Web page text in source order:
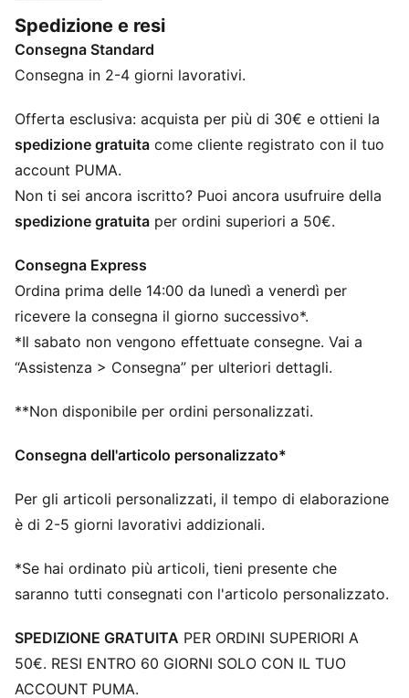
CARATTERISTICHE + VANTAGGI
GESTIONE DELL’UMIDITÀ: la tecnologia dryCELL di
PUMA assorbe l’umidità e il sudore e ti mantiene
Creato con almeno il 50% di materiale riciclato
DETTAGLI
Progettato per: Calcio
Lunghezza: Regolare
Collo: Girocollo
Maniche corte
Spedizione e resi
Consegna Standard
Consegna in 2-4 giorni lavorativi.
Offerta esclusiva: acquista per più di 30€ e ottieni la
spedizione gratuita come cliente registrato con il tuo
account PUMA.
Non ti sei ancora iscritto? Puoi ancora usufruire della
spedizione gratuita per ordini superiori a 50€.
Consegna Express
Ordina prima delle 14:00 da lunedì a venerdì per
ricevere la consegna il giorno successivo*.
*Il sabato non vengono effettuate consegne. Vai a
“Assistenza > Consegna” per ulteriori dettagli.
**Non disponibile per ordini personalizzati.
Consegna dell'articolo personalizzato*
Per gli articoli personalizzati, il tempo di elaborazione
è di 2-5 giorni lavorativi addizionali.
*Se hai ordinato più articoli, tieni presente che
saranno tutti consegnati con l'articolo personalizzato.
SPEDIZIONE GRATUITA PER ORDINI SUPERIORI A
50€. RESI ENTRO 60 GIORNI SOLO CON IL TUO
ACCOUNT PUMA.